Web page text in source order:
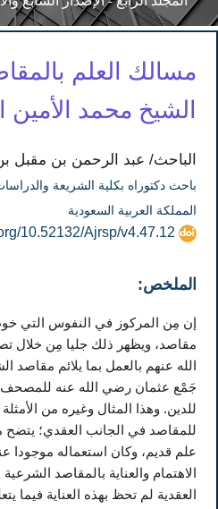
مسالك العلم
الشيخ محمد
الباحث/ عبد الرحمن بن مقبل
باحث دكتوراه بكلية الشريعة
المملكة العربية السعودية
10.52132/Ajrsp/v4.47.12
الملخص:
إن مِن المركوز في النفوس التي
مقاصد، ويظهر ذلك جليا مِن خلال
الله عنهم بالعمل بما يلائم مقاصد
جَمْع عثمان رضي الله عنه
للدين. وهذا المثال وغيره من
للمقاصد في الجانب العقدي؛ يتضح
علم قديم، وكان استعماله موجودا
الاهتمام والعناية بالمقاصد
العقدية لم تحظ بهذه العناية فيما